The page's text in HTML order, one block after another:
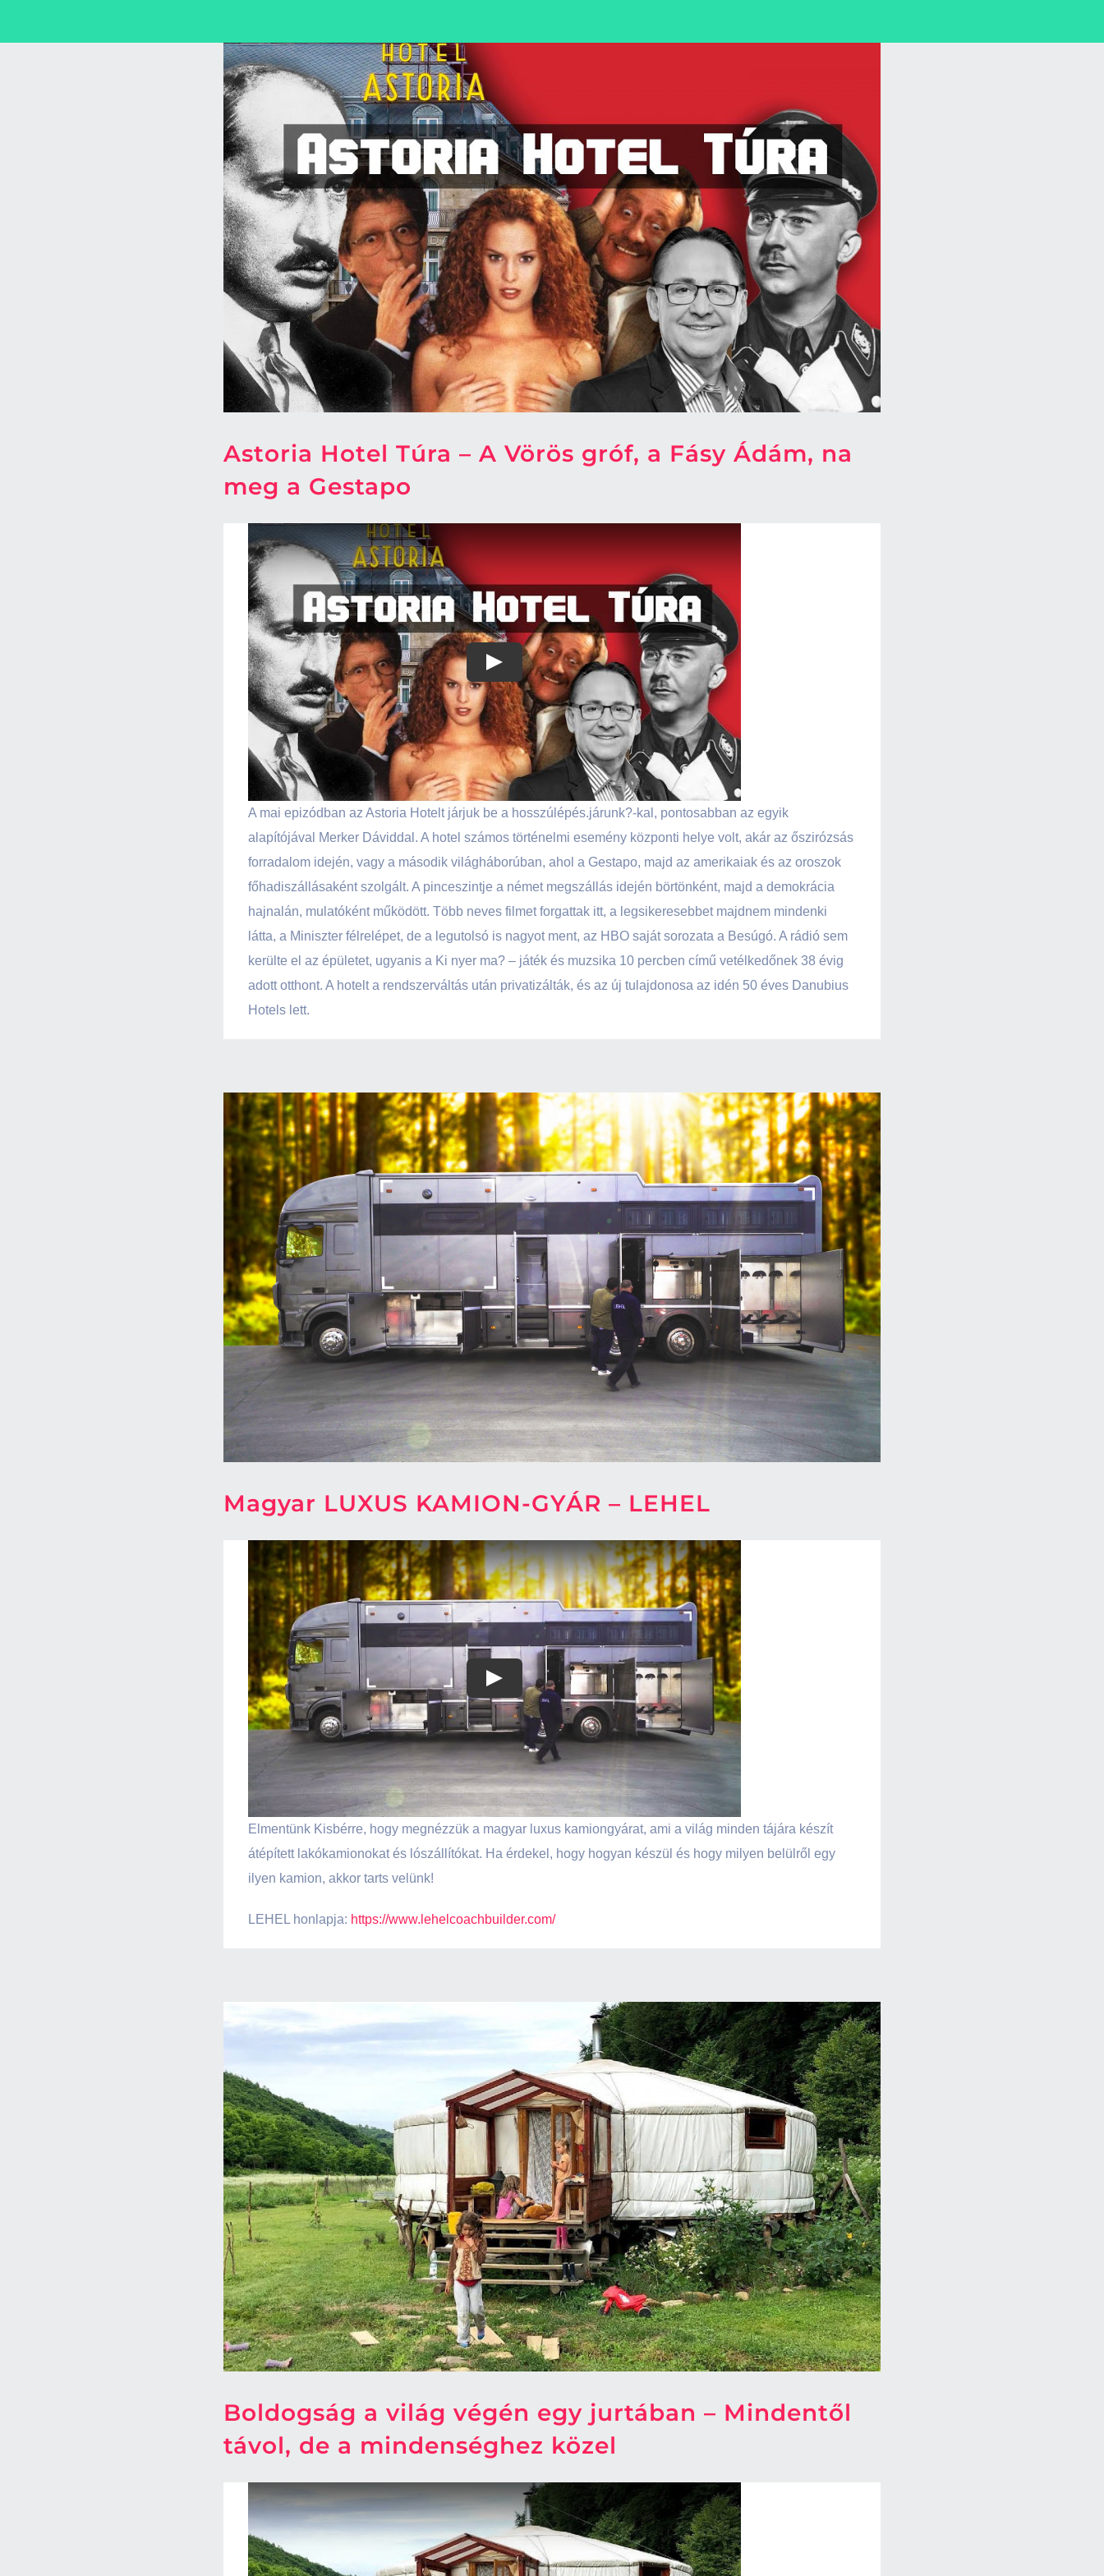
Astoria Hotel Túra – A Vörös gróf, a Fásy Ádám, na
meg a Gestapo
Play
A mai epizódban az Astoria Hotelt járjuk be a hosszúlépés.járunk?-kal, pontosabban az egyik
alapítójával Merker Dáviddal. A hotel számos történelmi esemény központi helye volt, akár az őszirózsás
forradalom idején, vagy a második világháborúban, ahol a Gestapo, majd az amerikaiak és az oroszok
főhadiszállásaként szolgált. A pinceszintje a német megszállás idején börtönként, majd a demokrácia
hajnalán, mulatóként működött. Több neves filmet forgattak itt, a legsikeresebbet majdnem mindenki
látta, a Miniszter félrelépet, de a legutolsó is nagyot ment, az HBO saját sorozata a Besúgó. A rádió sem
kerülte el az épületet, ugyanis a Ki nyer ma? – játék és muzsika 10 percben című vetélkedőnek 38 évig
adott otthont. A hotelt a rendszerváltás után privatizálták, és az új tulajdonosa az idén 50 éves Danubius
Hotels lett.
Magyar LUXUS KAMION-GYÁR – LEHEL
Play
Elmentünk Kisbérre, hogy megnézzük a magyar luxus kamiongyárat, ami a világ minden tájára készít
átépített lakókamionokat és lószállítókat. Ha érdekel, hogy hogyan készül és hogy milyen belülről egy
ilyen kamion, akkor tarts velünk!
LEHEL honlapja: https://www.lehelcoachbuilder.com/
Boldogság a világ végén egy jurtában – Mindentől
távol, de a mindenséghez közel